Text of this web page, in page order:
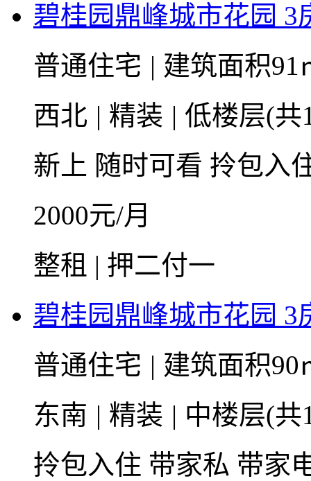
碧桂园鼎峰城市花园 3
普通住宅 | 建筑面积
西北 | 精装 | 低楼层(
新上 随时可看 拎包入
2000元/月
整租 | 押二付一
碧桂园鼎峰城市花园 3
普通住宅 | 建筑面积
东南 | 精装 | 中楼层(
拎包入住 带家私 带家